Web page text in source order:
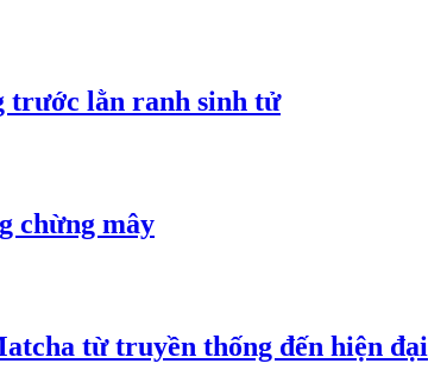
trước lằn ranh sinh tử
chừng mây
từ truyền thống đến hiện đại